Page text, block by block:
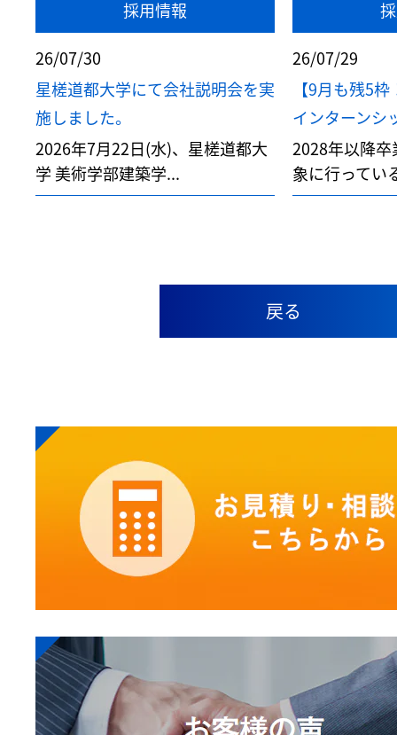
採用情報
26/07/30
星槎道都大学にて会社説明会を実
施しました。
2026年7月22日(水)、星槎道都大
学 美術学部建築学...
26/07/29
【9月も残5
インターンシ
2028年以降
象に行ってい
戻る